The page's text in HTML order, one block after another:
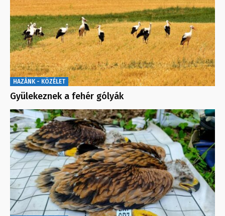
HAZÁNK - KÖZÉLET
Gyülekeznek a fehér gólyák